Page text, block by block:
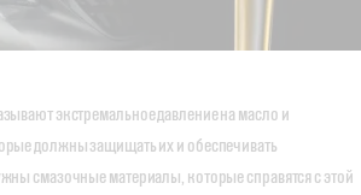
экстремальное давление на масло и
должны защищать их и обеспечивать
смазочные материалы, которые справятся с этой